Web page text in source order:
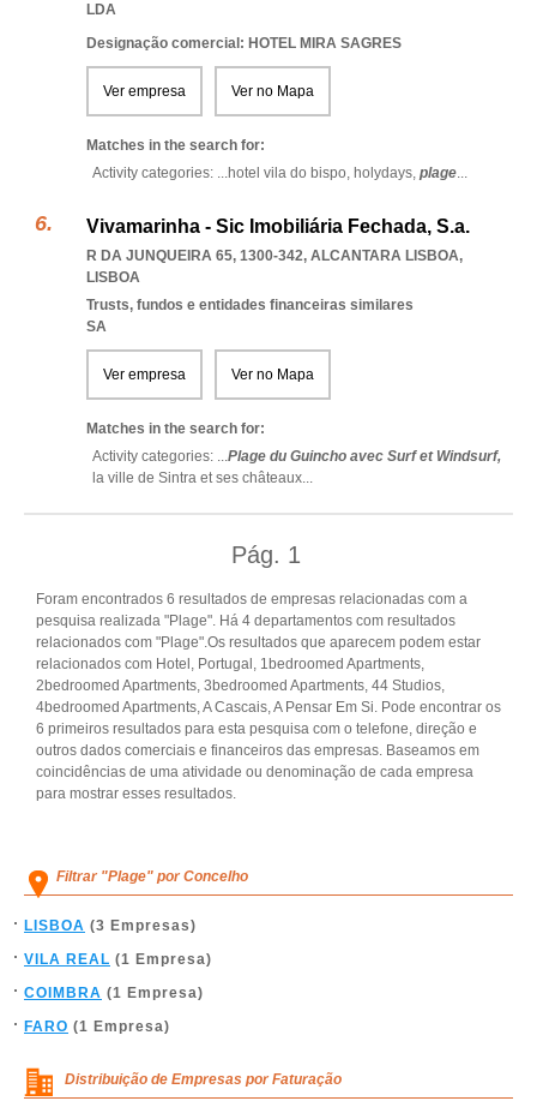
LDA
Designação comercial: HOTEL MIRA SAGRES
Ver empresa Ver no Mapa
Matches in the search for:
Activity categories: ...hotel vila do bispo, holydays, plage...
Vivamarinha - Sic Imobiliária Fechada, S.a.
R DA JUNQUEIRA 65, 1300-342, ALCANTARA LISBOA,
LISBOA
Trusts, fundos e entidades financeiras similares
SA
Ver empresa Ver no Mapa
Matches in the search for:
Activity categories: ...Plage du Guincho avec Surf et Windsurf,
la ville de Sintra et ses châteaux...
Pág. 1
Foram encontrados 6 resultados de empresas relacionadas com a
pesquisa realizada "Plage". Há 4 departamentos com resultados
relacionados com "Plage".Os resultados que aparecem podem estar
relacionados com Hotel, Portugal, 1bedroomed Apartments,
2bedroomed Apartments, 3bedroomed Apartments, 44 Studios,
4bedroomed Apartments, A Cascais, A Pensar Em Si. Pode encontrar os
6 primeiros resultados para esta pesquisa com o telefone, direção e
outros dados comerciais e financeiros das empresas. Baseamos em
coincidências de uma atividade ou denominação de cada empresa
para mostrar esses resultados.
Filtrar "Plage" por Concelho
LISBOA (3 Empresas)
VILA REAL (1 Empresa)
COIMBRA (1 Empresa)
FARO (1 Empresa)
Distribuição de Empresas por Faturação